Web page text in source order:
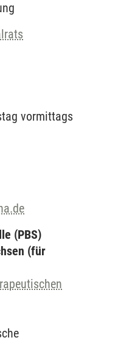
vormittags
(PBS)
(für